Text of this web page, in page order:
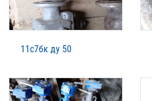
11с7бк ду 50